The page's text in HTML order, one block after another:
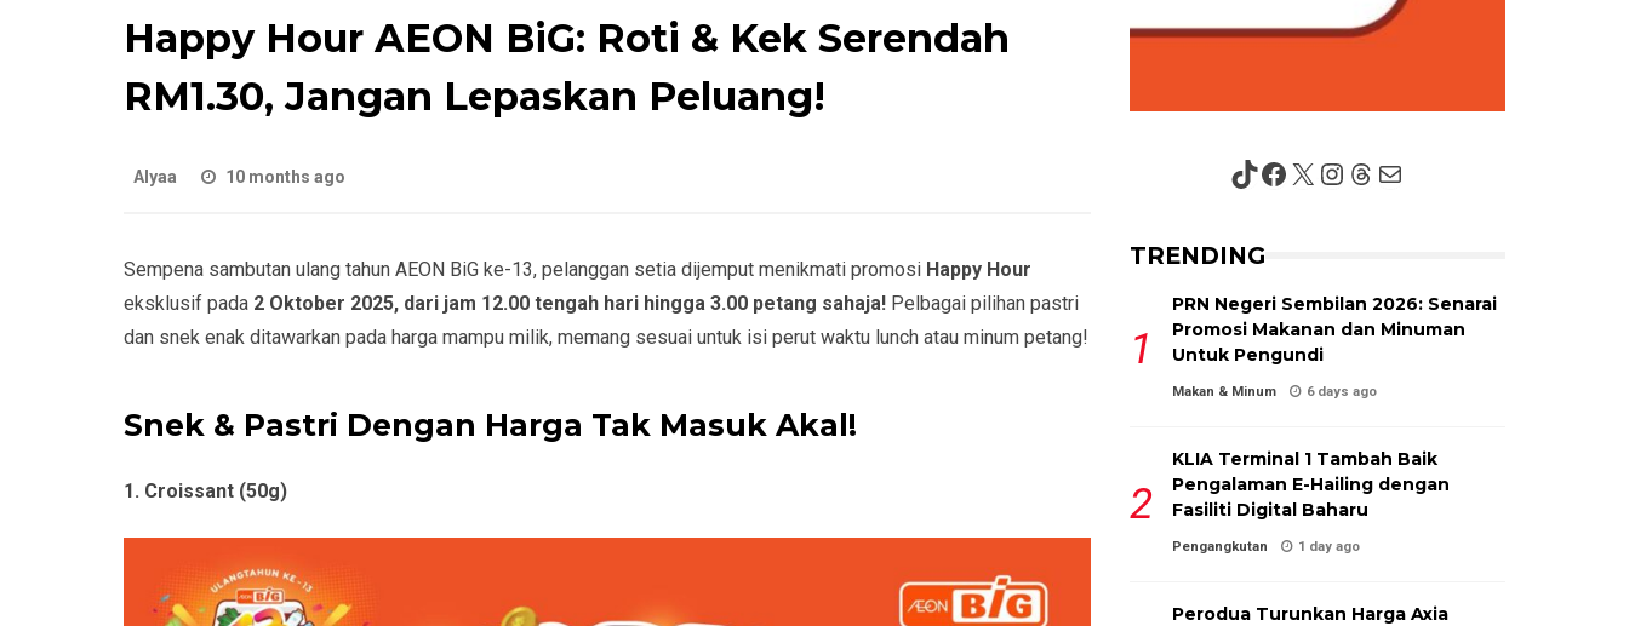
Happy Hour AEON BiG: Roti & Kek Serendah
RM1.30, Jangan Lepaskan Peluang!
Alyaa 10 months ago
Sempena sambutan ulang tahun AEON BiG ke-13, pelanggan setia dijemput menikmati promosi Happy Hour
eksklusif pada 2 Oktober 2025, dari jam 12.00 tengah hari hingga 3.00 petang sahaja! Pelbagai pilihan pastri
dan snek enak ditawarkan pada harga mampu milik, memang sesuai untuk isi perut waktu lunch atau minum petang!
Snek & Pastri Dengan Harga Tak Masuk Akal!
1. Croissant (50g)
TikTok
Facebook
X Instagram
Threads
Mail
TRENDING
PRN Negeri Sembilan 2026: Senarai
Promosi Makanan dan Minuman
Untuk Pengundi
Makan & Minum 6 days ago
KLIA Terminal 1 Tambah Baik
Pengalaman E-Hailing dengan
Fasiliti Digital Baharu
Pengangkutan 1 day ago
Perodua Turunkan Harga Axia